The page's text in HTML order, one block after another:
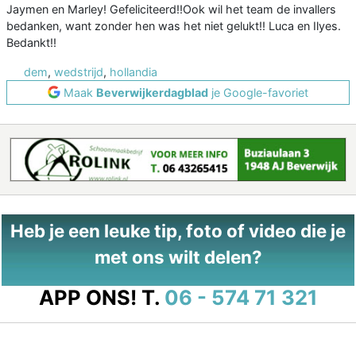
Jaymen en Marley! Gefeliciteerd!!Ook wil het team de invallers
bedanken, want zonder hen was het niet gelukt!! Luca en Ilyes.
Bedankt!!
dem, wedstrijd, hollandia
Maak Beverwijkerdagblad je Google-favoriet
Heb je een leuke tip, foto of video die je
met ons wilt delen?
APP ONS! T. 06 - 574 71 321